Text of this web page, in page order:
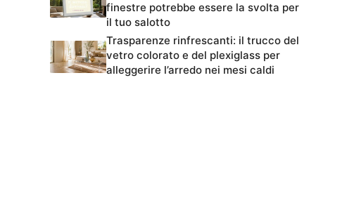
finestre potrebbe essere la svolta per
il tuo salotto
Trasparenze rinfrescanti: il trucco del
vetro colorato e del plexiglass per
alleggerire l’arredo nei mesi caldi